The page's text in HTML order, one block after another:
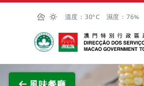
跳至主内容
溫度： 30°C 濕度： 76%
澳門特別行政區政府旅遊局